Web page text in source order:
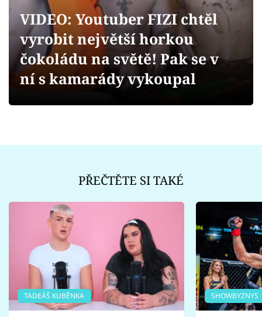
Videa
Sledujte prima+
VIDEO: Youtuber FIZI chtěl
vyrobit největší horkou
čokoládu na světě! Pak se v
ní s kamarády vykoupal
PŘEČTĚTE SI TAKÉ
TADEÁŠ KUBĚNKA SHOWBYZNYS